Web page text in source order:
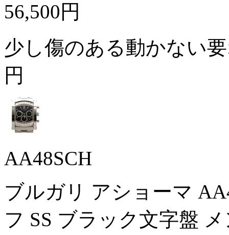
56,500円
少し傷のある動かない
円
AA48SCH
ブルガリ アショーマ
フ SS ブラック文字盤